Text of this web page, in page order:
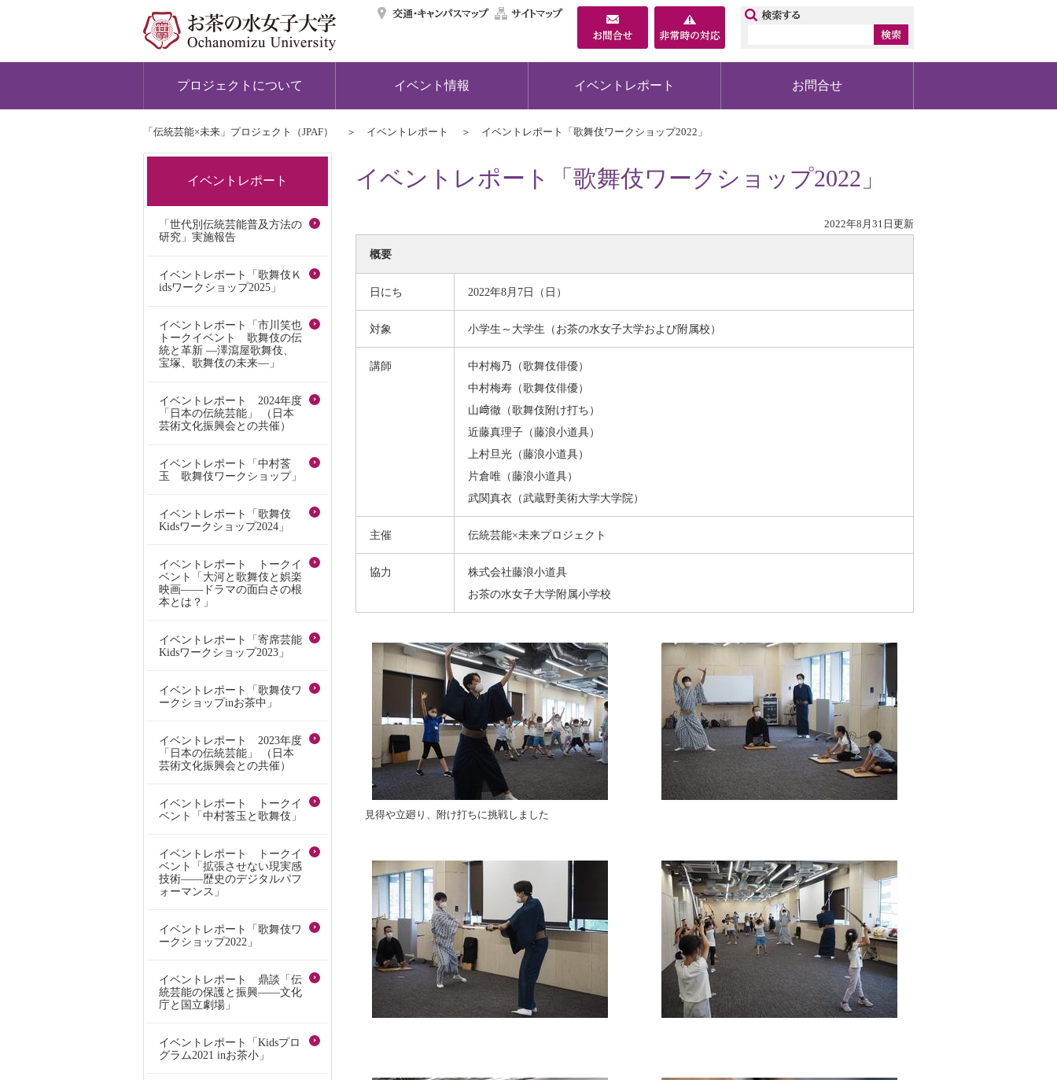
交通・キャンパスマップ
サイトマップ
プロジェクトについて イベント情報 イベントレポート お問合せ
「伝統芸能×未来」プロジェクト（JPAF） イベントレポート イベントレポート「歌舞伎ワークショップ2022」
イベントレポート「歌舞伎ワークショップ2022」
2022年8月31日更新
概要
日にち 2022年8月7日（日）
対象 小学生～大学生（お茶の水女子大学および附属校）
講師
中村梅乃（歌舞伎俳優）
中村梅寿（歌舞伎俳優）
山﨑徹（歌舞伎附け打ち）
近藤真理子（藤浪小道具）
上村旦光（藤浪小道具）
片倉唯（藤浪小道具）
武関真衣（武蔵野美術大学大学院）
主催 伝統芸能×未来プロジェクト
協力
株式会社藤浪小道具
お茶の水女子大学附属小学校
見得や立廻り、附け打ちに挑戦しました
イベントレポート
「世代別伝統芸能普及方法の
研究」実施報告
イベントレポート「歌舞伎Ｋ
idsワークショップ2025」
イベントレポート「市川笑也
トークイベント 歌舞伎の伝
統と革新 ―澤瀉屋歌舞伎、
宝塚、歌舞伎の未来―」
イベントレポート 2024年度
「日本の伝統芸能」 （日本
芸術文化振興会との共催）
イベントレポート「中村莟
玉 歌舞伎ワークショップ」
イベントレポート「歌舞伎
Kidsワークショップ2024」
イベントレポート トークイ
ベント「大河と歌舞伎と娯楽
映画――ドラマの面白さの根
本とは？」
イベントレポート「寄席芸能
Kidsワークショップ2023」
イベントレポート「歌舞伎ワ
ークショップinお茶中」
イベントレポート 2023年度
「日本の伝統芸能」 （日本
芸術文化振興会との共催）
イベントレポート トークイ
ベント「中村莟玉と歌舞伎」
イベントレポート トークイ
ベント「拡張させない現実感
技術――歴史のデジタルパフ
ォーマンス」
イベントレポート「歌舞伎ワ
ークショップ2022」
イベントレポート 鼎談「伝
統芸能の保護と振興――文化
庁と国立劇場」
イベントレポート「Kidsプロ
グラム2021 inお茶小」